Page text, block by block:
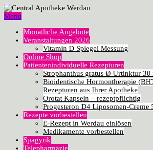
Menu
Monatliche Angebote
Veranstaltungen 2026
Vitamin D Spiegel Messung
Online Shop
Patientenindividuelle Rezepturen
Strophanthus gratus Ø Urtinktur 30
Bioidentische Hormontherapie
Rezepturen aus Ihrer Apotheke
Orotat Kapseln – rezeptpflichtig
Progesteron D4 Liposomen-Creme
Rezepte vorbestellen
E-Rezept in Werdau einlösen
Medikamente vorbestellen
Spagyrik
Telepharmazie